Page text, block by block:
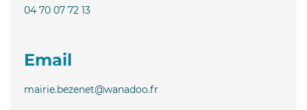
04 70 07 72 13
Email
mairie.bezenet@wanadoo.fr